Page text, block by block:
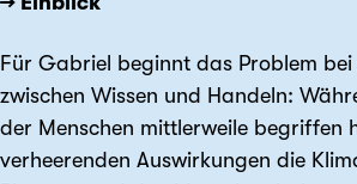
Für Gabriel beginnt das Problem
zwischen Wissen und Handeln:
der Menschen mittlerweile begriffen
verheerenden Auswirkungen die